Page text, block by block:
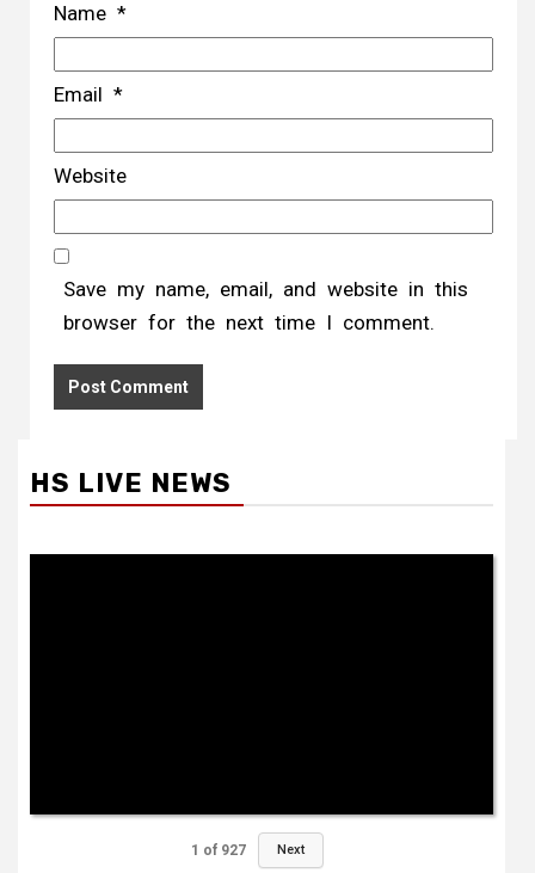
Name *
Email *
Website
Save my name, email, and website in this
browser for the next time I comment.
HS LIVE NEWS
1 of 927 Next